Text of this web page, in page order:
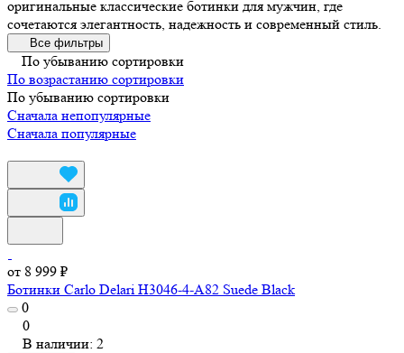
оригинальные классические ботинки для мужчин, где
сочетаются элегантность, надежность и современный стиль.
Все фильтры
По убыванию сортировки
По возрастанию сортировки
По убыванию сортировки
Сначала непопулярные
Сначала популярные
от 8 999 ₽
Ботинки Carlo Delari H3046-4-A82 Suede Black
0
0
В наличии: 2